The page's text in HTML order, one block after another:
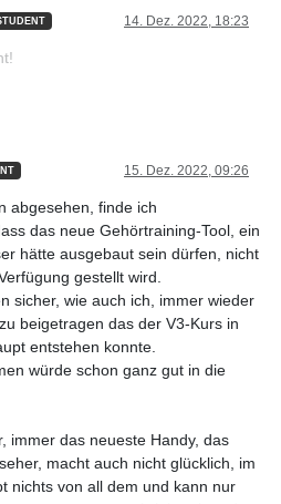
14. Dez. 2022, 18:23
15. Dez. 2022, 09:26
abgesehen, finde ich
das neue Gehörtraining-Tool, ein
hätte ausgebaut sein dürfen, nicht
gestellt wird.
sicher, wie auch ich, immer wieder
beigetragen das der V3-Kurs in
entstehen konnte.
würde schon ganz gut in die
immer das neueste Handy, das
macht auch nicht glücklich, im
nichts von all dem und kann nur